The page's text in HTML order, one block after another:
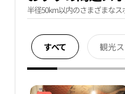
半径50km以内のさまざまなス
すべて 観光